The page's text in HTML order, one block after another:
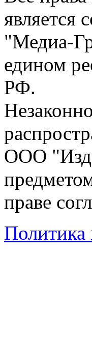
является
"Медиа-
едином
РФ.
ООО
праве
Политика